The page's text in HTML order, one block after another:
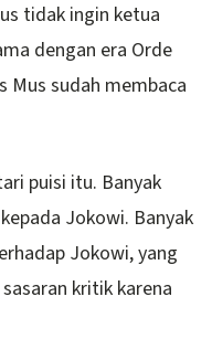
tidak ingin ketua
dengan era Orde
Mus sudah membaca
puisi itu. Banyak
Jokowi. Banyak
Jokowi, yang
kritik karena